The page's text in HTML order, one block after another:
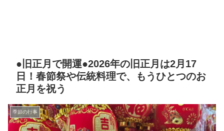
●旧正月で開運●2026年の旧正月は2月17
日！春節祭や伝統料理で、もうひとつのお
正月を祝う
季節の行事